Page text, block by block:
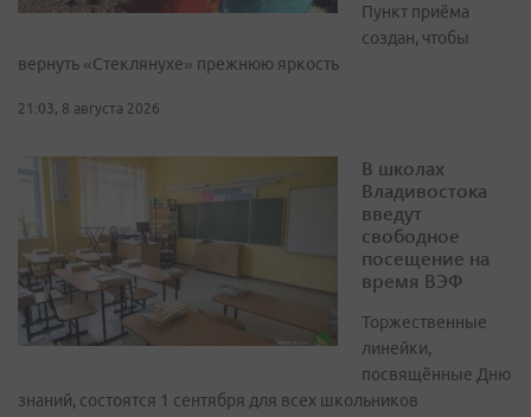
Пункт приёма
создан, чтобы
вернуть «Стеклянухе» прежнюю яркость
21:03, 8 августа 2026
В школах
Владивостока
введут
свободное
посещение на
время ВЭФ
Торжественные
линейки,
посвящённые Дню
знаний, состоятся 1 сентября для всех школьников